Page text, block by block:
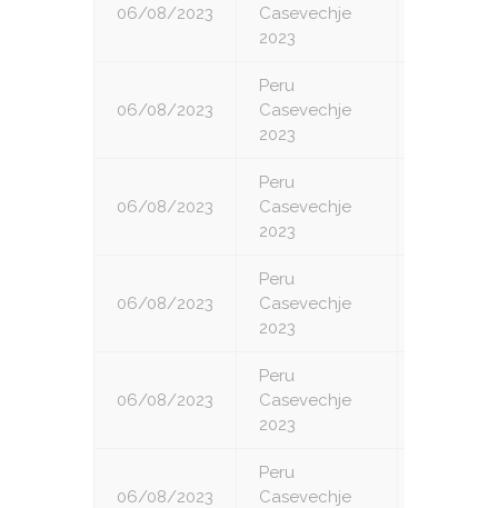
06/08/2023
Casevechje
2023
06/08/2023
Peru
Casevechje
2023
06/08/2023
Peru
Casevechje
2023
06/08/2023
Peru
Casevechje
2023
06/08/2023
Peru
Casevechje
2023
06/08/2023
Peru
Casevechje